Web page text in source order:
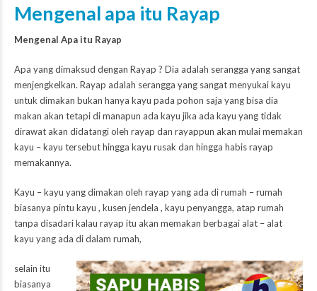
Mengenal apa itu Rayap
Mengenal Apa itu Rayap
Apa yang dimaksud dengan Rayap ? Dia adalah serangga yang sangat
menjengkelkan. Rayap adalah serangga yang sangat menyukai kayu
untuk dimakan bukan hanya kayu pada pohon saja yang bisa dia
makan akan tetapi di manapun ada kayu jika ada kayu yang tidak
dirawat akan didatangi oleh rayap dan rayappun akan mulai memakan
kayu – kayu tersebut hingga kayu rusak dan hingga habis rayap
memakannya.
Kayu – kayu yang dimakan oleh rayap yang ada di rumah – rumah
biasanya pintu kayu , kusen jendela , kayu penyangga, atap rumah
tanpa disadari kalau rayap itu akan memakan berbagai alat – alat
kayu yang ada di dalam rumah,
selain itu
biasanya